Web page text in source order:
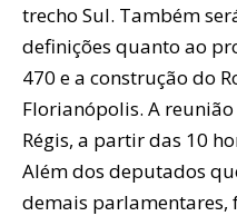
trecho Sul. Também
definições quanto ao
470 e a construção do
Florianópolis. A
Régis, a partir das 10
Além dos deputados
demais parlamentares,